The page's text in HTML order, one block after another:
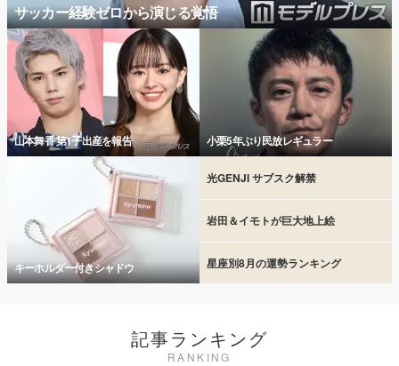
サッカー経験ゼロから演じる覚悟
山本舞香 第1子出産を報告 小栗5年ぶり民放レギュラー
キーホルダー付きシャドウ
光GENJI サブスク解禁
岩田＆イモトが巨大地上絵
星座別8月の運勢ランキング
記事ランキング
RANKING